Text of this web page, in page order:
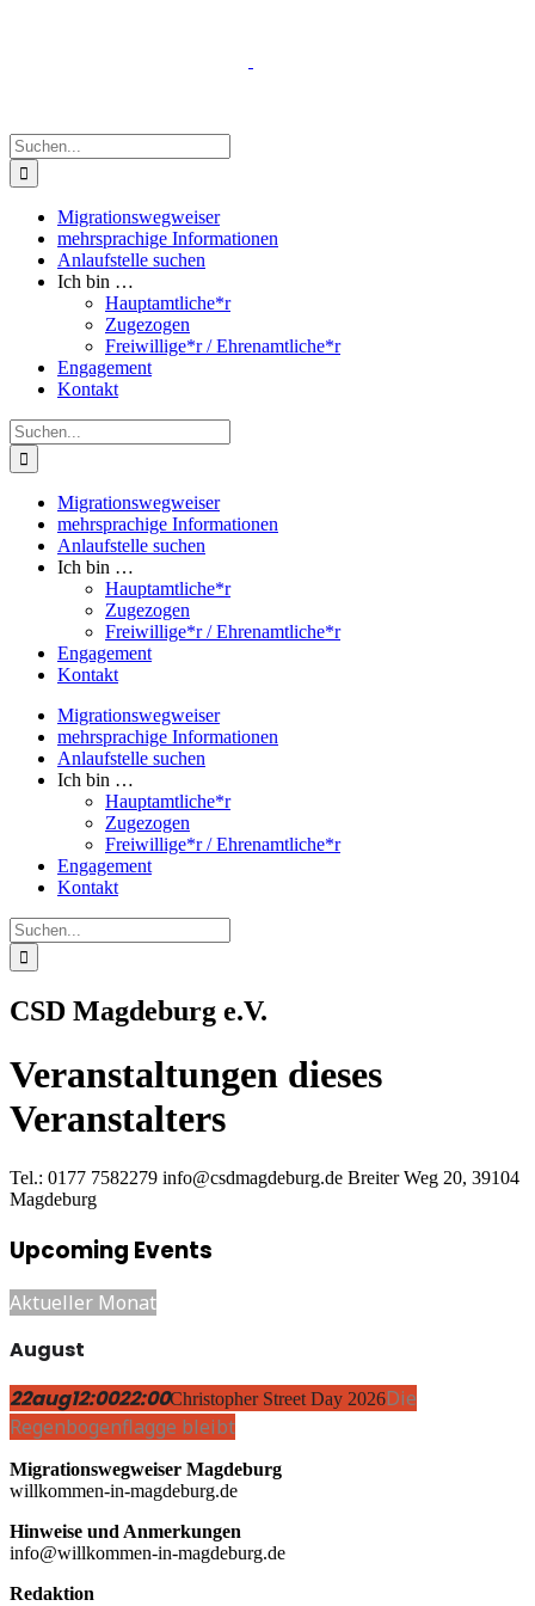
Suche
nach:
Migrationswegweiser
mehrsprachige Informationen
Anlaufstelle suchen
Ich bin …
Hauptamtliche*r
Zugezogen
Freiwillige*r / Ehrenamtliche*r
Engagement
Kontakt
Suche
nach:
Migrationswegweiser
mehrsprachige Informationen
Anlaufstelle suchen
Ich bin …
Hauptamtliche*r
Zugezogen
Freiwillige*r / Ehrenamtliche*r
Engagement
Kontakt
Migrationswegweiser
mehrsprachige Informationen
Anlaufstelle suchen
Ich bin …
Hauptamtliche*r
Zugezogen
Freiwillige*r / Ehrenamtliche*r
Engagement
Kontakt
Suche
nach:
CSD Magdeburg e.V.
Veranstaltungen dieses
Veranstalters
Tel.: 0177 7582279 info@csdmagdeburg.de Breiter Weg 20, 39104
Magdeburg
Upcoming Events
Aktueller Monat
August
22aug12:0022:00Christopher Street Day 2026Die
Regenbogenflagge bleibt
Migrationswegweiser Magdeburg
willkommen-in-magdeburg.de
Hinweise und Anmerkungen
info@willkommen-in-magdeburg.de
Redaktion